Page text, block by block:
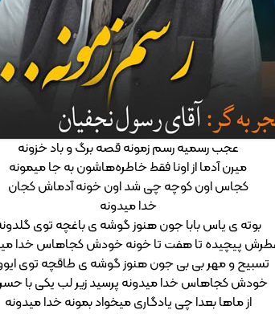
عجب رسمیه رسم زمونه قصه‌ برگ و باد خزونه
میرن آدما از اونا فقط خاطره‌هاشون به جا میمونه
کجاس اون کوچه چی شد اون خونه آدماش کجان
خدا میدونه
بوته ی یاس بابا جون هنوز گوشه ی باغچه توی
پیچیده تا هفت تا خونه خودش کجاهاس خدا
تسبیح و مهر بی بی جون هنوز گوشه ی طاقچه توی
خودش کجاهاس خدا میدونه پرسید زیر لب یکی با
از ماها بعدا چی یادگاری میخواد بمونه خدا میدونه